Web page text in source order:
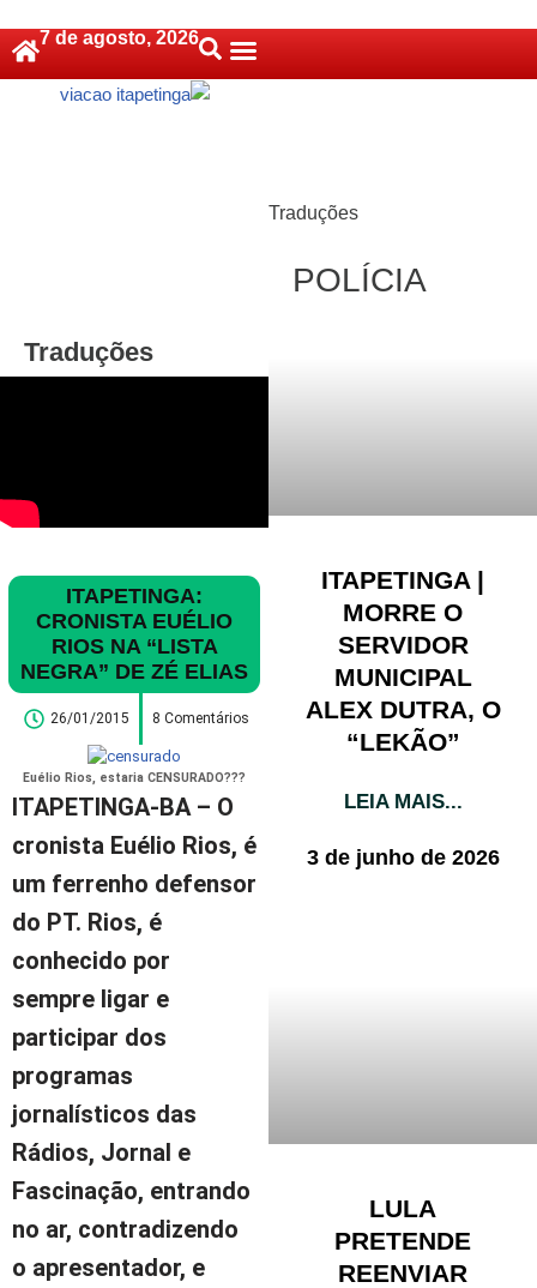
Pular
7 de agosto, 2026
Traduções
ITAPETINGA:
CRONISTA EUÉLIO
RIOS NA “LISTA
NEGRA” DE ZÉ ELIAS
26/01/2015 8 Comentários
Euélio Rios, estaria CENSURADO???
ITAPETINGA-BA– O
cronista Euélio Rios, é
um ferrenho defensor
do PT. Rios, é
conhecido por
sempre ligar e
participar dos
programas
jornalísticos das
Rádios, Jornal e
Fascinação, entrando
no ar, contradizendo
o apresentador, e
Traduções
POLÍCIA
ITAPETINGA |
MORRE O
SERVIDOR
MUNICIPAL
ALEX DUTRA, O
“LEKÃO”
LEIA MAIS...
3 de junho de 2026
LULA
PRETENDE
REENVIAR